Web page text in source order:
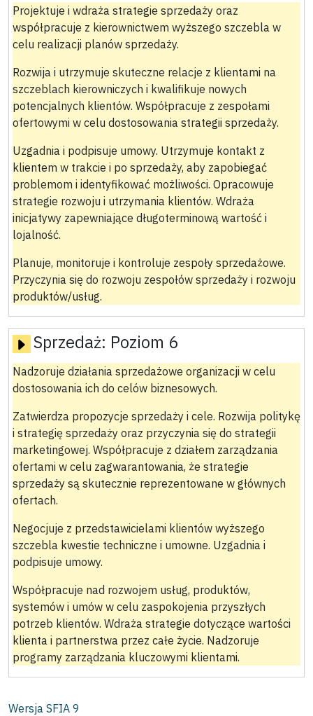
Projektuje i wdraża strategie sprzedaży oraz
współpracuje z kierownictwem wyższego szczebla w
celu realizacji planów sprzedaży.
Rozwija i utrzymuje skuteczne relacje z klientami na
szczeblach kierowniczych i kwalifikuje nowych
potencjalnych klientów. Współpracuje z zespołami
ofertowymi w celu dostosowania strategii sprzedaży.
Uzgadnia i podpisuje umowy. Utrzymuje kontakt z
klientem w trakcie i po sprzedaży, aby zapobiegać
problemom i identyfikować możliwości. Opracowuje
strategie rozwoju i utrzymania klientów. Wdraża
inicjatywy zapewniające długoterminową wartość i
lojalność.
Planuje, monitoruje i kontroluje zespoły sprzedażowe.
Przyczynia się do rozwoju zespołów sprzedaży i rozwoju
produktów/usług.
Sprzedaż: Poziom 6
Nadzoruje działania sprzedażowe organizacji w celu
dostosowania ich do celów biznesowych.
Zatwierdza propozycje sprzedaży i cele. Rozwija politykę
i strategię sprzedaży oraz przyczynia się do strategii
marketingowej. Współpracuje z działem zarządzania
ofertami w celu zagwarantowania, że strategie
sprzedaży są skutecznie reprezentowane w głównych
ofertach.
Negocjuje z przedstawicielami klientów wyższego
szczebla kwestie techniczne i umowne. Uzgadnia i
podpisuje umowy.
Współpracuje nad rozwojem usług, produktów,
systemów i umów w celu zaspokojenia przyszłych
potrzeb klientów. Wdraża strategie dotyczące wartości
klienta i partnerstwa przez całe życie. Nadzoruje
programy zarządzania kluczowymi klientami.
Wersja SFIA 9